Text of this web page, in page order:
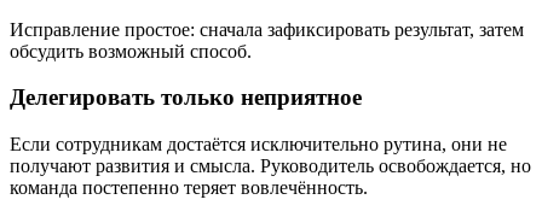
Исправление простое: сначала зафиксировать результат, затем
обсудить возможный способ.
Делегировать только неприятное
Если сотрудникам достаётся исключительно рутина, они не
получают развития и смысла. Руководитель освобождается, но
команда постепенно теряет вовлечённость.